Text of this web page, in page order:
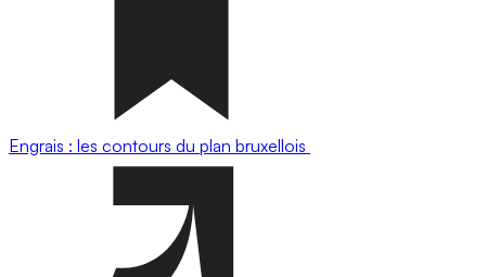
Engrais : les contours du plan bruxellois